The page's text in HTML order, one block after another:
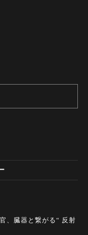
、臓器と繋がる“ 反射